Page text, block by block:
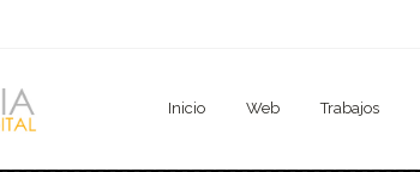
Inicio Web Trabajos